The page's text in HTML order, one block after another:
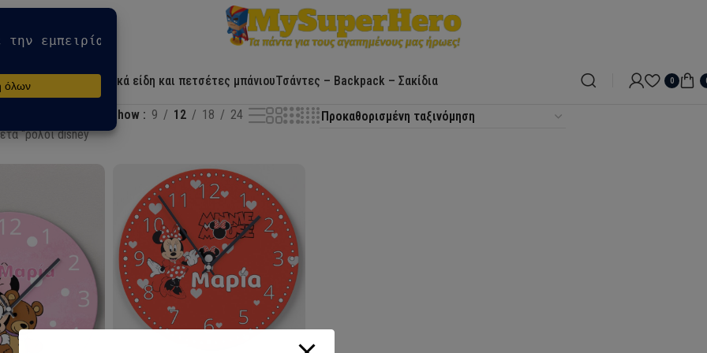
Λευκά είδη και πετσέτες μπάνιουΤσάντες – Backpack – Σακίδια 0
“ρολόι disney
Show 9 12 18 24